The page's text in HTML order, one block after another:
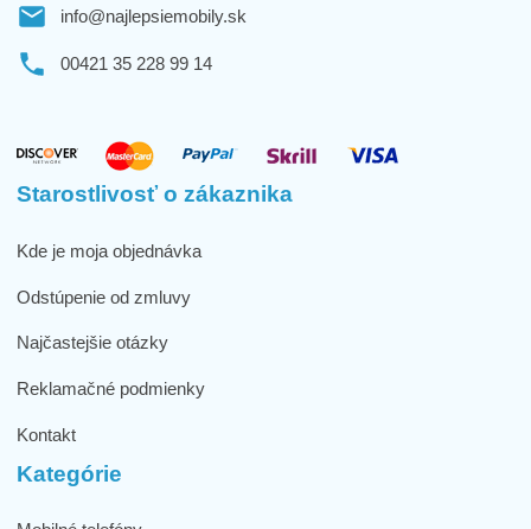
info@najlepsiemobily.sk
00421 35 228 99 14
Starostlivosť o zákaznika
Kde je moja objednávka
Odstúpenie od zmluvy
Najčastejšie otázky
Reklamačné podmienky
Kontakt
Kategórie